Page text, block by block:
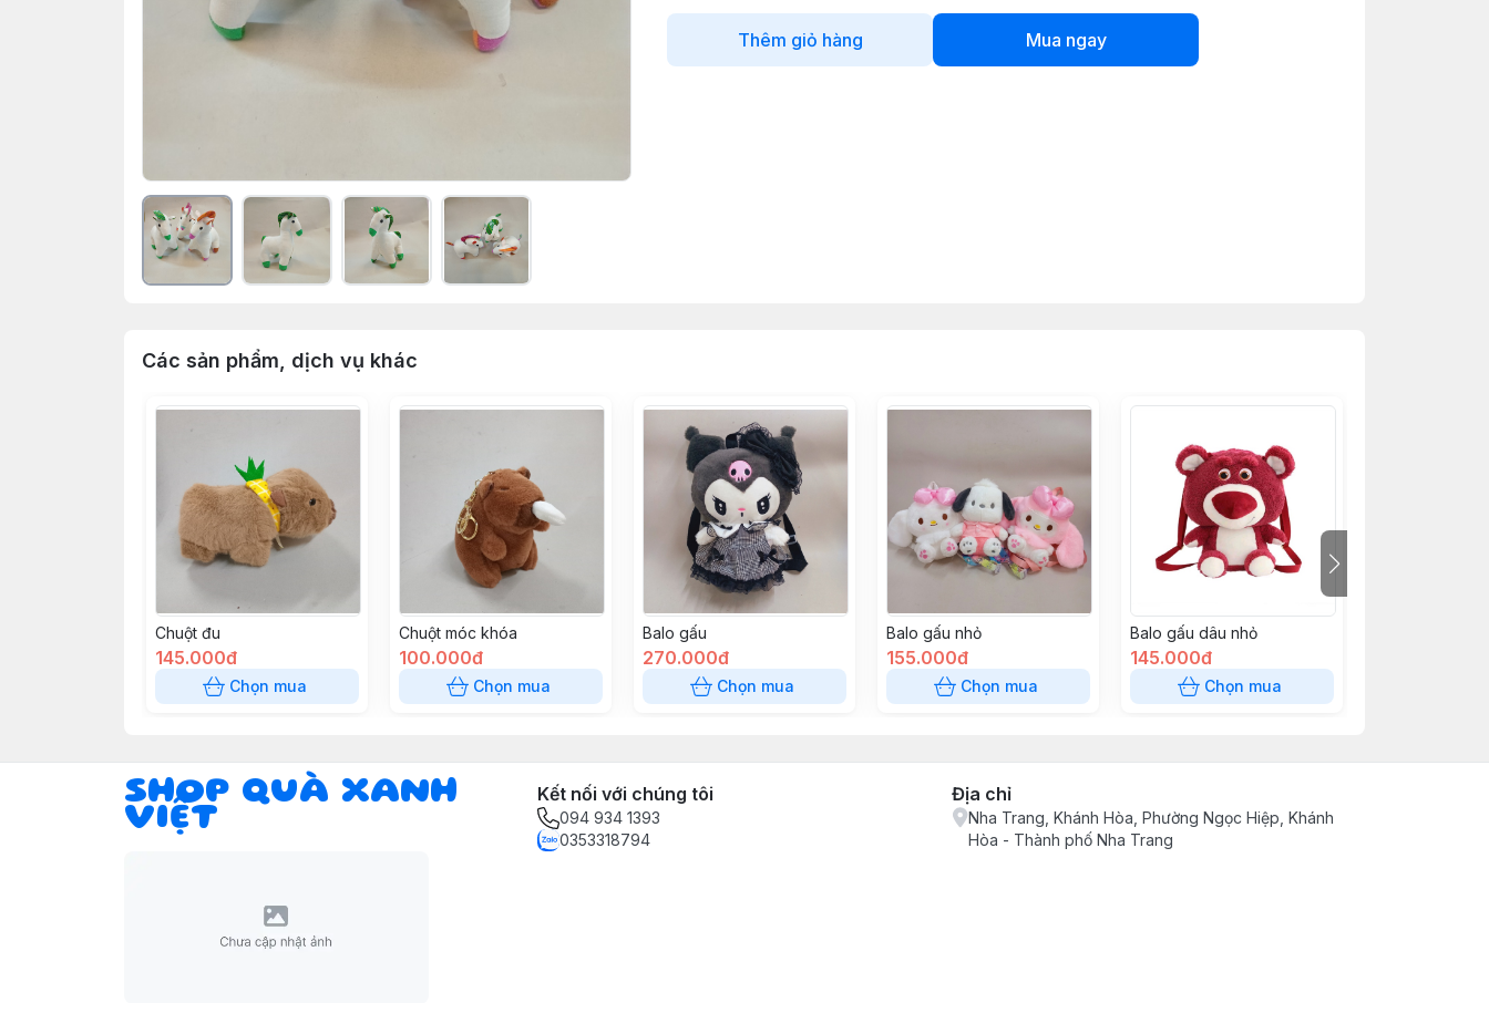
Thêm giỏ hàng Mua ngay
Các sản phẩm, dịch vụ khác
Chuột đu
145.000đ
Chọn mua
Chuột móc khóa
100.000đ
Chọn mua
Balo gấu
270.000đ
Chọn mua
Balo gấu nhỏ
155.000đ
Chọn mua
Balo gấu dâu nhỏ
145.000đ
Chọn mua
SHOP QUÀ XANH
VIỆT
Kết nối với chúng tôi
094 934 1393
0353318794
Địa chỉ
Nha Trang, Khánh Hòa, Phường Ngọc Hiệp, Khánh
Hòa - Thành phố Nha Trang